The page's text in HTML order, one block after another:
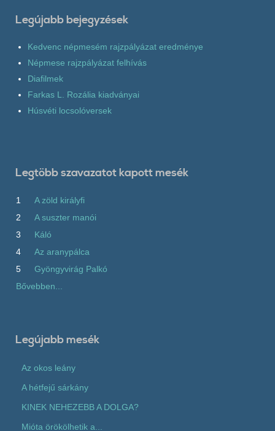
Legújabb bejegyzések
Kedvenc népmesém rajzpályázat eredménye
Népmese rajzpályázat felhívás
Diafilmek
Farkas L. Rozália kiadványai
Húsvéti locsolóversek
Legtöbb szavazatot kapott mesék
1
A zöld királyfi
2
A suszter manói
3
Káló
4
Az aranypálca
5
Gyöngyvirág Palkó
Bővebben...
Legújabb mesék
Az okos leány
A hétfejű sárkány
KINEK NEHEZEBB A DOLGA?
Mióta örökölhetik a...